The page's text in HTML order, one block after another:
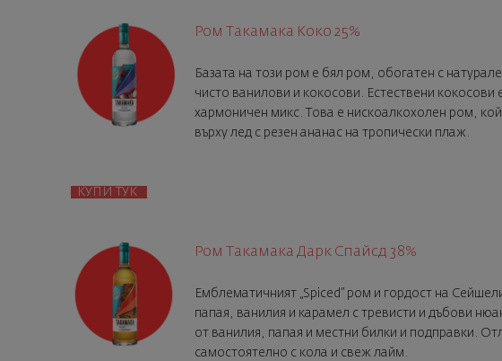
Ром Такамака Коко 25%
Базата на този ром е бял ром, обогатен с
чисто ванилови и кокосови. Естествени кокосови
хармоничен микс. Това е нискоалкохолен ром,
върху лед с резен ананас на тропически плаж.
КУПИ ТУК
Ром Такамака Дарк Спайсд 38%
Eмблематичният „Spiced” ром и гордост на
папая, ванилия и карамел с тревисти и дъбови
от ванилия, папая и местни билки и подправки.
самостоятелно с кола и свеж лайм.